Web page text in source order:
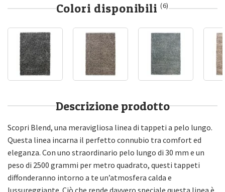
Colori disponibili (6)
Descrizione prodotto
Scopri Blend, una meravigliosa linea di tappeti a pelo lungo.
Questa linea incarna il perfetto connubio tra comfort ed
eleganza. Con uno straordinario pelo lungo di 30 mm e un
peso di 2500 grammi per metro quadrato, questi tappeti
diffonderanno intorno a te un’atmosfera calda e
lussureggiante. Ciò che rende davvero speciale questa linea è